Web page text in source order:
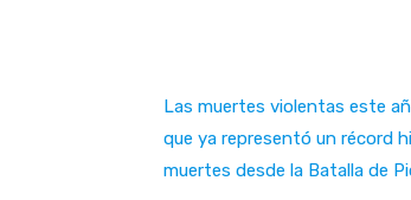
Las muertes violentas este
que ya representó un récord
muertes desde la Batalla de